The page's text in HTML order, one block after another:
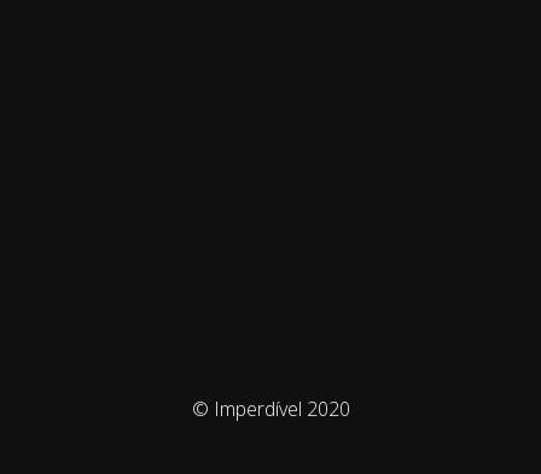
© Imperdível 2020